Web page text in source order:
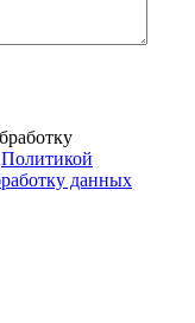
Политикой
данных